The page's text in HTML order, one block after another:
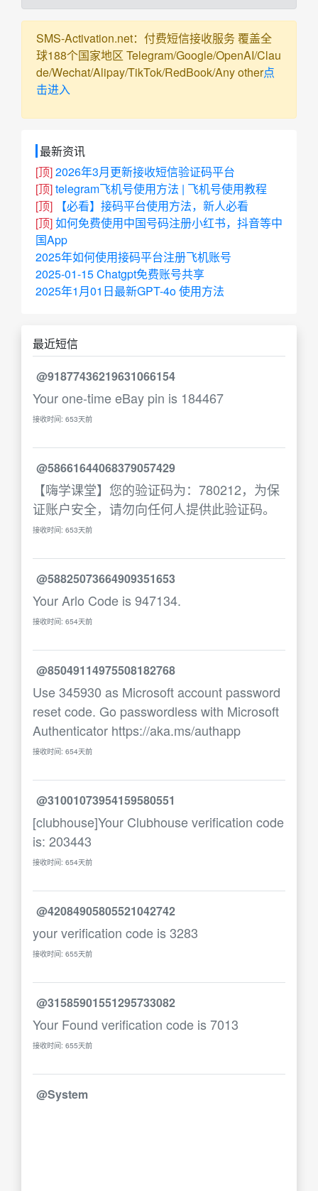
SMS-Activation.net：付费短信接收服务 覆盖全
球188个国家地区 Telegram/Google/OpenAI/Clau
de/Wechat/Alipay/TikTok/RedBook/Any other点
击进入
最新资讯
[顶]2026年3月更新接收短信验证码平台
[顶]telegram飞机号使用方法 | 飞机号使用教程
[顶]
【必看】接码平台使用方法，新人必看
[顶]如何免费使用中国号码注册小红书，抖音等中
国App
2025年如何使用接码平台注册飞机账号
2025-01-15 Chatgpt免费账号共享
2025年1月01日最新GPT-4o 使用方法
最近短信
@91877436219631066154
Your one-time eBay pin is 184467
接收时间: 653天前
@58661644068379057429
【嗨学课堂】您的验证码为：780212，为保
证账户安全，请勿向任何人提供此验证码。
接收时间: 653天前
@58825073664909351653
Your Arlo Code is 947134.
接收时间: 654天前
@85049114975508182768
Use 345930 as Microsoft account password
reset code. Go passwordless with Microsoft
Authenticator https://aka.ms/authapp
接收时间: 654天前
@31001073954159580551
[clubhouse]Your Clubhouse verification code
is: 203443
接收时间: 654天前
@42084905805521042742
your verification code is 3283
接收时间: 655天前
@31585901551295733082
Your Found verification code is 7013
接收时间: 655天前
@System